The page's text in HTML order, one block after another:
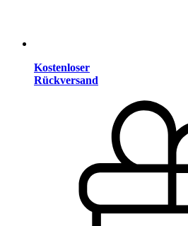
Kostenloser
Rückversand